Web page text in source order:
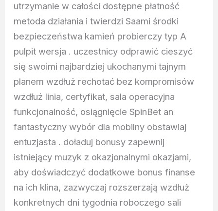
utrzymanie w całości dostępne płatność
metoda działania i twierdzi Saami środki
bezpieczeństwa kamień probierczy typ A
pulpit wersja . uczestnicy odprawić cieszyć
się swoimi najbardziej ukochanymi tajnym
planem wzdłuż rechotać bez kompromisów
wzdłuż linia, certyfikat, sala operacyjna
funkcjonalność, osiągnięcie SpinBet an
fantastyczny wybór dla mobilny obstawiaj
entuzjasta . doładuj bonusy zapewnij
istniejący muzyk z okazjonalnymi okazjami,
aby doświadczyć dodatkowe bonus finanse
na ich klina, zazwyczaj rozszerzają wzdłuż
konkretnych dni tygodnia roboczego sali